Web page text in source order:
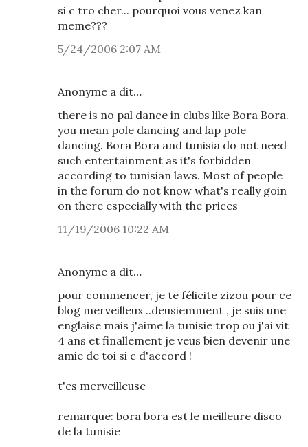
si c tro cher... pourquoi vous venez kan
meme???
5/24/2006 2:07 AM
Anonyme a dit…
there is no pal dance in clubs like Bora Bora.
you mean pole dancing and lap pole
dancing. Bora Bora and tunisia do not need
such entertainment as it's forbidden
according to tunisian laws. Most of people
in the forum do not know what's really goin
on there especially with the prices
11/19/2006 10:22 AM
Anonyme a dit…
pour commencer, je te félicite zizou pour ce
blog merveilleux ..deusiemment , je suis une
englaise mais j'aime la tunisie trop ou j'ai vit
4 ans et finallement je veus bien devenir une
amie de toi si c d'accord !
t'es merveilleuse
remarque: bora bora est le meilleure disco
de la tunisie